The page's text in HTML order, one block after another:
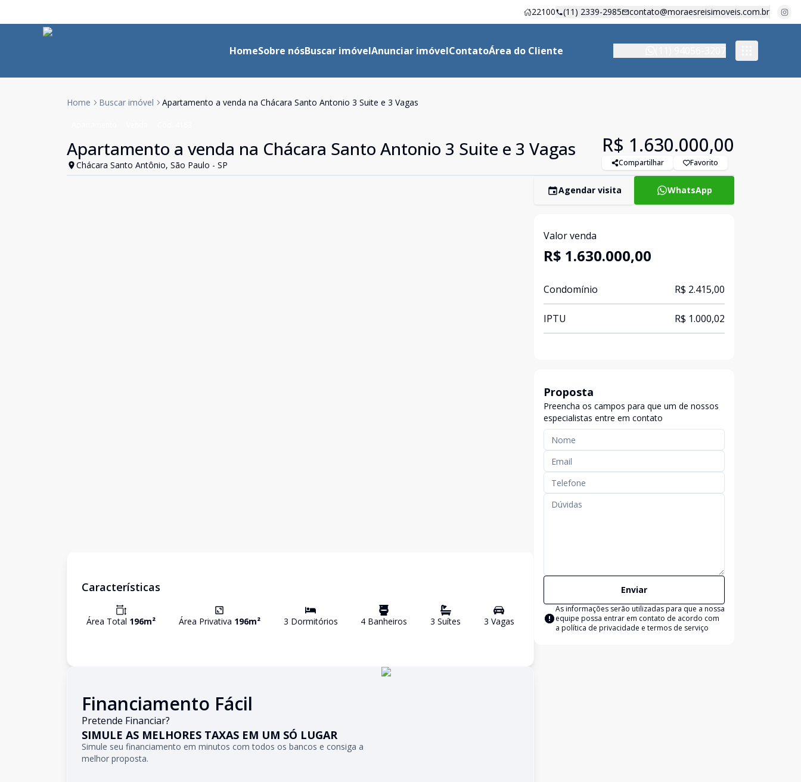
22100 (11) 2339-2985 contato@moraesreisimoveis.com.br
HomeSobre nósBuscar imóvelAnunciar imóvelContatoÁrea do Cliente
Home Buscar imóvel Apartamento a venda na Chácara Santo Antonio 3 Suite e 3 Vagas
Apartamento a venda na Chácara Santo Antonio 3 Suite e 3 Vagas
Chácara Santo Antônio, São Paulo - SP
R$ 1.630.000,00
Compartilhar Favorito
Características
Área Total 196m² Área Privativa 196m² 3 Dormitórios 4 Banheiros 3 Suítes 3 Vagas
Financiamento Fácil
Pretende Financiar?
SIMULE AS MELHORES TAXAS EM UM SÓ LUGAR
Simule seu financiamento em minutos com todos os bancos e consiga a
melhor proposta.
Agendar visita WhatsApp
Valor venda
R$ 1.630.000,00
Condomínio R$ 2.415,00
IPTU R$ 1.000,02
Proposta
Preencha os campos para que um de nossos
especialistas entre em contato
Enviar
As informações serão utilizadas para que a nossa
equipe possa entrar em contato de acordo com
a política de privacidade e termos de serviço